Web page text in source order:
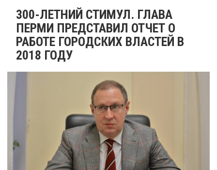
​300-ЛЕТНИЙ СТИМУЛ. ГЛАВА
ПЕРМИ ПРЕДСТАВИЛ ОТЧЕТ О
РАБОТЕ ГОРОДСКИХ ВЛАСТЕЙ В
2018 ГОДУ